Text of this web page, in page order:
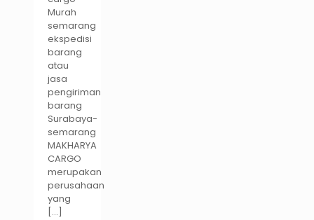
Murah
semarang
ekspedisi
barang
atau
jasa
pengiriman
barang
Surabaya-
semarang
MAKHARYA
CARGO
merupakan
perusahaan
yang
[…]